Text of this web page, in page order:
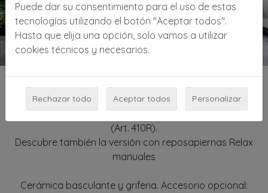
Lavacabeza con estructura portante pintada. Sillón
con acolchado de poliuretano expandido. Brazos con
acabado cromado con inserto opcional acolchado
(Art. 410R).
Descubre también la versión con reposapiernas Relax
manuales
Cerámica basculante y griferia. Accesorio opcional:
Puede dar su consentimiento para el uso de estas
tecnologías utilizando el botón "Aceptar todos".
Hasta que elija una opción, solo vamos a utilizar
cookies técnicos y necesarios.
Rechazar todo Aceptar todos Personalizar